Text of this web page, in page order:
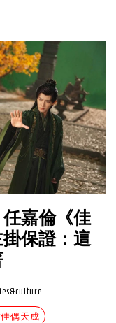
任嘉倫《佳
保證：這
偶天成